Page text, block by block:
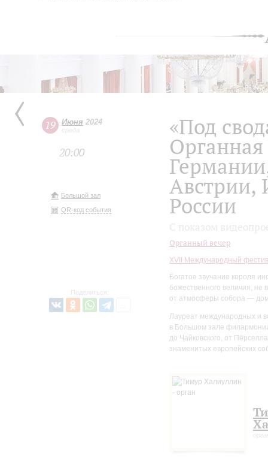
19 Июня 2024
среда
20:00
Большой зал
QR-код события
Поделиться:
«Под
Австрии,
России
Органный вечер
XVII Международный
Богатое звучание короля
божественного величия, не
от атмосферы собора —
Лауреат международных и
в Большом зале
до Чайковского, от
знаменитых европейских